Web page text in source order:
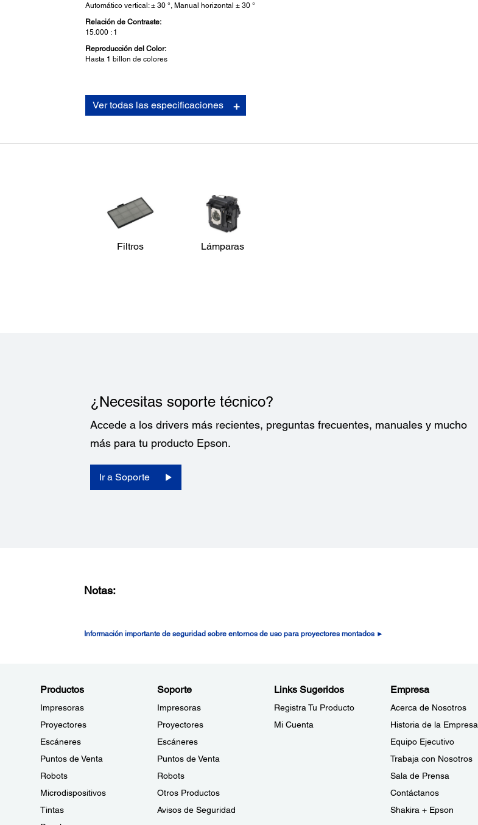
Automático vertical: ± 30 °, Manual horizontal ± 30 °
Relación de Contraste:
15.000 : 1
Reproducción del Color:
Hasta 1 billon de colores
Ver todas las especificaciones
Filtros Lámparas
¿Necesitas soporte técnico?
Accede a los drivers más recientes, preguntas frecuentes, manuales y mucho
más para tu producto Epson.
Ir a Soporte
Notas:
Información importante de seguridad sobre entornos de uso para proyectores montados ►
Productos
Impresoras
Proyectores
Escáneres
Puntos de Venta
Robots
Microdispositivos
Tintas
Soporte
Impresoras
Proyectores
Escáneres
Puntos de Venta
Robots
Otros Productos
Avisos de Seguridad
Links Sugeridos
Registra Tu Producto
Mi Cuenta
Empresa
Acerca de Nosotros
Historia de la Empresa
Equipo Ejecutivo
Trabaja con Nosotros
Sala de Prensa
Contáctanos
Shakira + Epson